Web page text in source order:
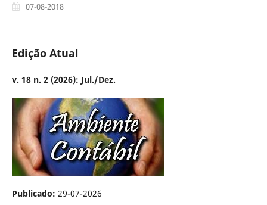
07-08-2018
Edição Atual
v. 18 n. 2 (2026): Jul./Dez.
Publicado: 29-07-2026